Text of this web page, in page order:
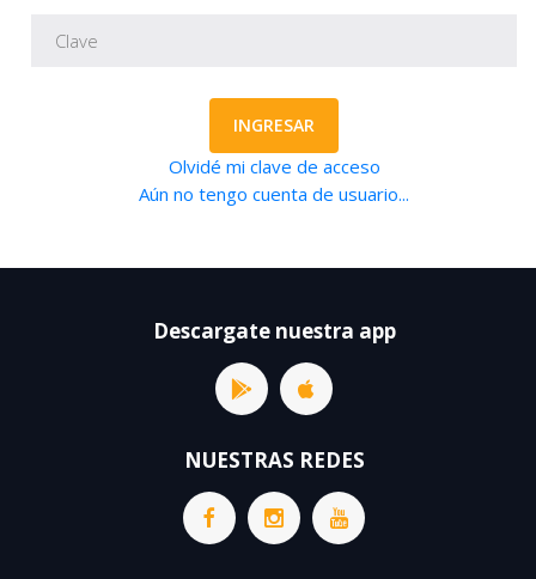
INGRESAR
Olvidé mi clave de acceso
Aún no tengo cuenta de usuario...
Descargate nuestra app
NUESTRAS REDES